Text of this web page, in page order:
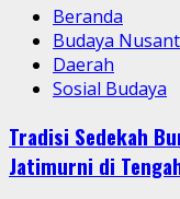
Beranda
Budaya
Daerah
Sosial Budaya
Tradisi Sedekah
Jatimurni di